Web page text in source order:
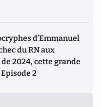
d’Emmanuel
du RN aux
2024, cette grande
2